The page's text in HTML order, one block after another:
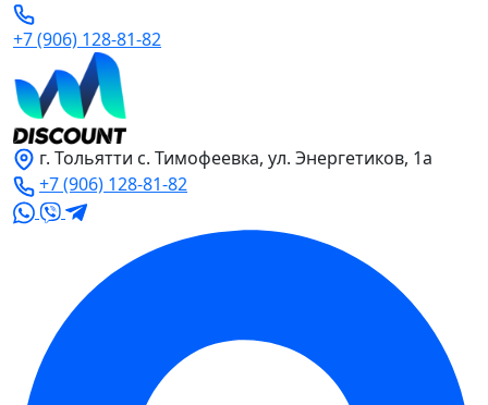
+7 (906) 128-81-82
г. Тольятти с. Тимофеевка, ул. Энергетиков, 1а
+7 (906) 128-81-82